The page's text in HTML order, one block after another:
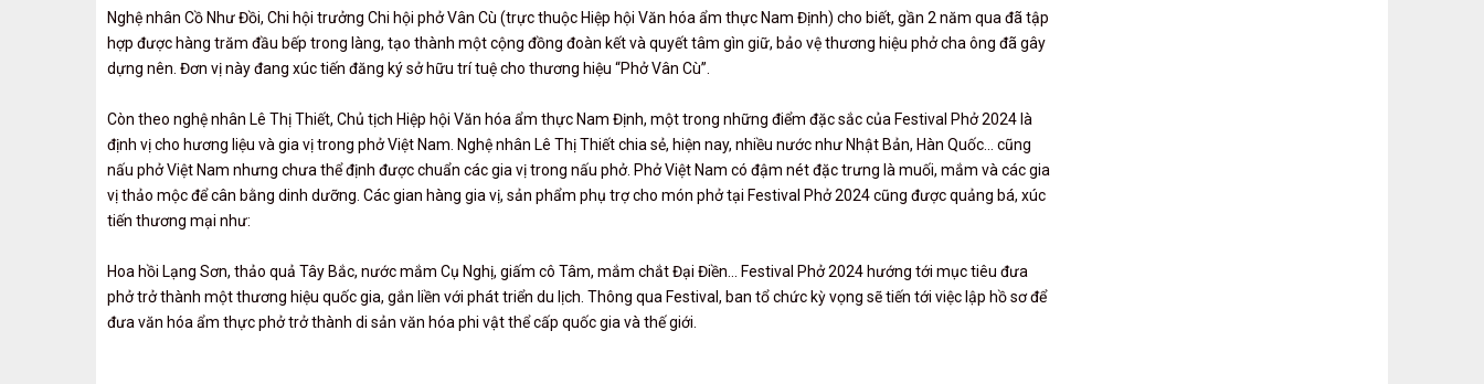
Nghệ nhân Cồ Như Đồi, Chi hội trưởng Chi hội phở Vân Cù (trực thuộc Hiệp hội Văn hóa ẩm thực Nam Định) cho biết, gần 2 năm qua đã tập
hợp được hàng trăm đầu bếp trong làng, tạo thành một cộng đồng đoàn kết và quyết tâm gìn giữ, bảo vệ thương hiệu phở cha ông đã gây
dựng nên. Đơn vị này đang xúc tiến đăng ký sở hữu trí tuệ cho thương hiệu “Phở Vân Cù”.
Còn theo nghệ nhân Lê Thị Thiết, Chủ tịch Hiệp hội Văn hóa ẩm thực Nam Định, một trong những điểm đặc sắc của Festival Phở 2024 là
định vị cho hương liệu và gia vị trong phở Việt Nam. Nghệ nhân Lê Thị Thiết chia sẻ, hiện nay, nhiều nước như Nhật Bản, Hàn Quốc... cũng
nấu phở Việt Nam nhưng chưa thể định được chuẩn các gia vị trong nấu phở. Phở Việt Nam có đậm nét đặc trưng là muối, mắm và các gia
vị thảo mộc để cân bằng dinh dưỡng. Các gian hàng gia vị, sản phẩm phụ trợ cho món phở tại Festival Phở 2024 cũng được quảng bá, xúc
tiến thương mại như:
Hoa hồi Lạng Sơn, thảo quả Tây Bắc, nước mắm Cụ Nghị, giấm cô Tâm, mắm chắt Đại Điền... Festival Phở 2024 hướng tới mục tiêu đưa
phở trở thành một thương hiệu quốc gia, gắn liền với phát triển du lịch. Thông qua Festival, ban tổ chức kỳ vọng sẽ tiến tới việc lập hồ sơ để
đưa văn hóa ẩm thực phở trở thành di sản văn hóa phi vật thể cấp quốc gia và thế giới.